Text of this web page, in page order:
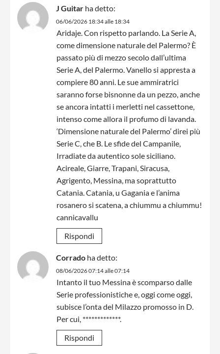
J Guitar ha detto:
06/06/2026 18:34 alle 18:34
Aridaje. Con rispetto parlando. La Serie A,
come dimensione naturale del Palermo? È
passato più di mezzo secolo dall’ultima
Serie A, del Palermo. Vanello si appresta a
compiere 80 anni. Le sue ammiratrici
saranno forse bisnonne da un pezzo, anche
se ancora intatti i merletti nel cassettone,
intenso come allora il profumo di lavanda.
‘Dimensione naturale del Palermo’ direi più
Serie C, che B. Le sfide del Campanile,
Irradiate da autentico sole siciliano.
Acireale, Giarre, Trapani, Siracusa,
Agrigento, Messina, ma soprattutto
Catania. Catania, u Gagania e l’anima
rosanero si scatena, a chiummu a chiummu!
cannicavallu
Rispondi
Corrado ha detto:
08/06/2026 07:14 alle 07:14
Intanto il tuo Messina è scomparso dalle
Serie professionistiche e, oggi come oggi,
subisce l’onta del Milazzo promosso in D.
Per cui, *************.
Rispondi